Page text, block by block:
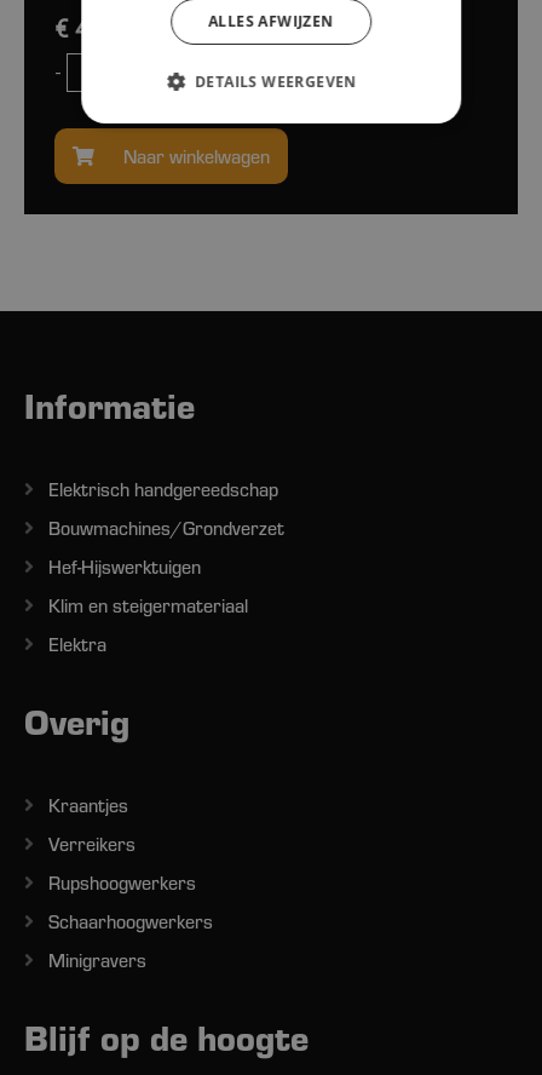
€ 45,- excl. btw
-
Naar winkelwagen
Informatie
Elektrisch handgereedschap
Bouwmachines/Grondverzet
Hef-Hijswerktuigen
Klim en steigermateriaal
Elektra
Overig
Kraantjes
Verreikers
Rupshoogwerkers
Schaarhoogwerkers
Minigravers
Blijf op de hoogte
ALLES AFWIJZEN
DETAILS WEERGEVEN